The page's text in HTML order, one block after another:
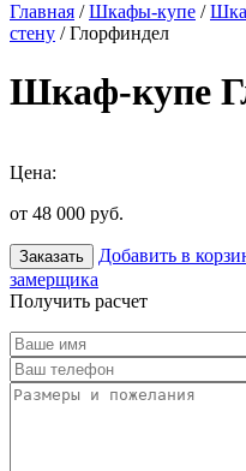
Главная /Шкафы-купе /
стену / Глорфиндел
Шкаф-купе
Цена:
от 48 000 руб.
Заказать Добавить в
замерщика
Получить расчет